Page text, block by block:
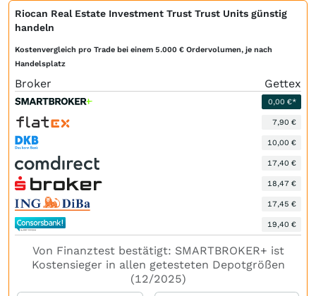
Riocan Real Estate Investment Trust Trust Units günstig
handeln
Kostenvergleich pro Trade bei einem 5.000 € Ordervolumen, je nach
Handelsplatz
Broker Gettex
0,00 €*
7,90 €
10,00 €
17,40 €
18,47 €
17,45 €
19,40 €
Von Finanztest bestätigt: SMARTBROKER+ ist
Kostensieger in allen getesteten Depotgrößen
(12/2025)